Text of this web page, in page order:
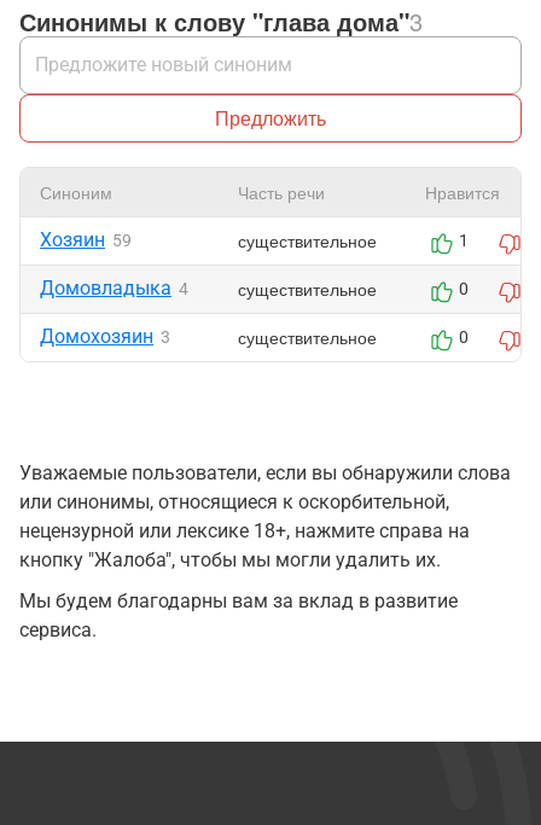
Синонимы к слову "глава дома"3
Предложить
Синоним Часть речи Нравится
Хозяин 59 существительное 1
Домовладыка 4 существительное 0
Домохозяин 3 существительное 0
Уважаемые пользователи, если вы обнаружили слова
или синонимы, относящиеся к оскорбительной,
нецензурной или лексике 18+, нажмите справа на
кнопку "Жалоба", чтобы мы могли удалить их.
Мы будем благодарны вам за вклад в развитие
сервиса.